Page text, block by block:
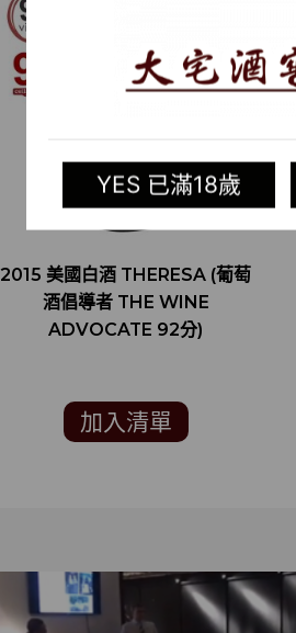
YES 已滿18歲
2015 美國白酒 THERESA (葡萄
酒倡導者 THE WINE
ADVOCATE 92分)
加入清單